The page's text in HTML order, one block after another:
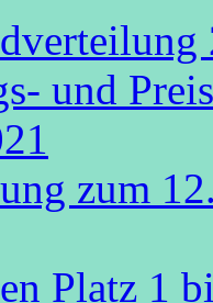
und
zum
Platz 1